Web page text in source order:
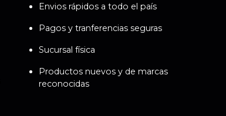
Envios rápidos a todo el país
Pagos y tranferencias seguras
Sucursal física
Productos nuevos y de marcas
reconocidas